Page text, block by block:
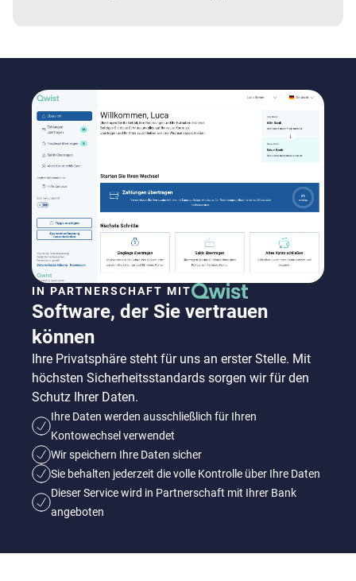
IN PARTNERSCHAFT MIT
Software, der Sie vertrauen
können
Ihre Privatsphäre steht für uns an erster Stelle. Mit
höchsten Sicherheitsstandards sorgen wir für den
Schutz Ihrer Daten.
Ihre Daten werden ausschließlich für Ihren
Kontowechsel verwendet
Wir speichern Ihre Daten sicher
Sie behalten jederzeit die volle Kontrolle über Ihre Daten
Dieser Service wird in Partnerschaft mit Ihrer Bank
angeboten